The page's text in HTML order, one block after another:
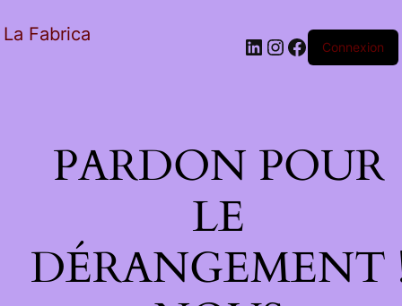
La Fabrica
Connexion
PARDON POUR
LE
DÉRANGEMENT